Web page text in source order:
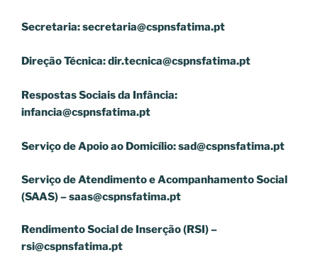
Secretaria:secretaria@cspnsfatima.pt
Direção Técnica:dir.tecnica@cspnsfatima.pt
Respostas Sociais da Infância:
infancia@cspnsfatima.pt
Serviço de Apoio ao Domicílio:sad@cspnsfatima.pt
Serviço de Atendimento e Acompanhamento Social
(SAAS) –saas@cspnsfatima.pt
Rendimento Social de Inserção (RSI) –
rsi@cspnsfatima.pt